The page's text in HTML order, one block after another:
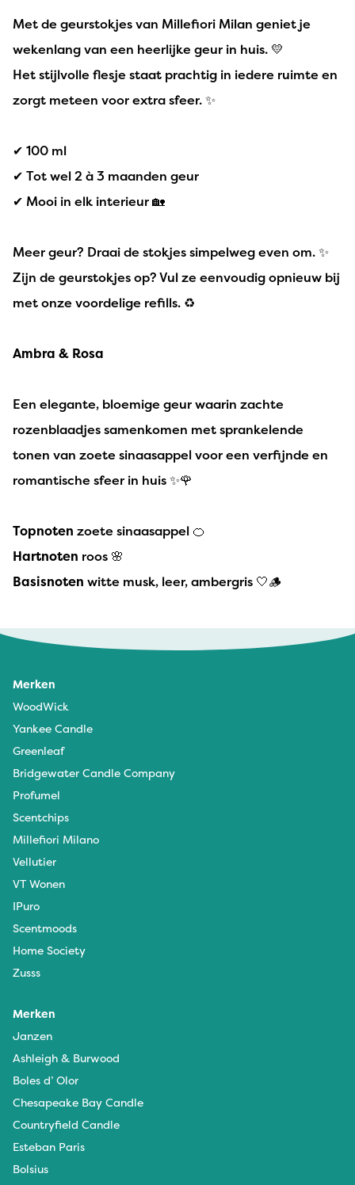
Met de geurstokjes van Millefiori Milan geniet je
wekenlang van een heerlijke geur in huis. 💛
Het stijlvolle flesje staat prachtig in iedere ruimte en
zorgt meteen voor extra sfeer. ✨
✔ 100 ml
✔ Tot wel 2 à 3 maanden geur
✔ Mooi in elk interieur 🏡
Meer geur? Draai de stokjes simpelweg even om. ✨
Zijn de geurstokjes op? Vul ze eenvoudig opnieuw bij
met onze voordelige refills. ♻️
Ambra & Rosa
Een elegante, bloemige geur waarin zachte
rozenblaadjes samenkomen met sprankelende
tonen van zoete sinaasappel voor een verfijnde en
romantische sfeer in huis ✨🌹
Topnoten zoete sinaasappel 🍊
Hartnoten roos 🌸
Basisnoten witte musk, leer, ambergris 🤍🪵
Merken
WoodWick
Yankee Candle
Greenleaf
Bridgewater Candle Company
Profumel
Scentchips
Millefiori Milano
Vellutier
VT Wonen
IPuro
Scentmoods
Home Society
Zusss
Merken
Janzen
Ashleigh & Burwood
Boles d’ Olor
Chesapeake Bay Candle
Countryfield Candle
Esteban Paris
Bolsius